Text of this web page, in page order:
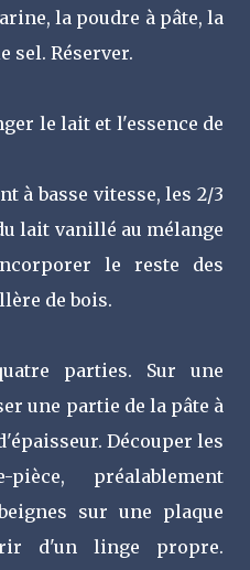
la poudre à pâte, la
sel. Réserver.
le lait et l'essence de
à basse vitesse, les 2/3
lait vanillé au mélange
le reste des
de bois.
parties. Sur une
une partie de la pâte à
Découper les
préalablement
sur une plaque
d'un linge propre.